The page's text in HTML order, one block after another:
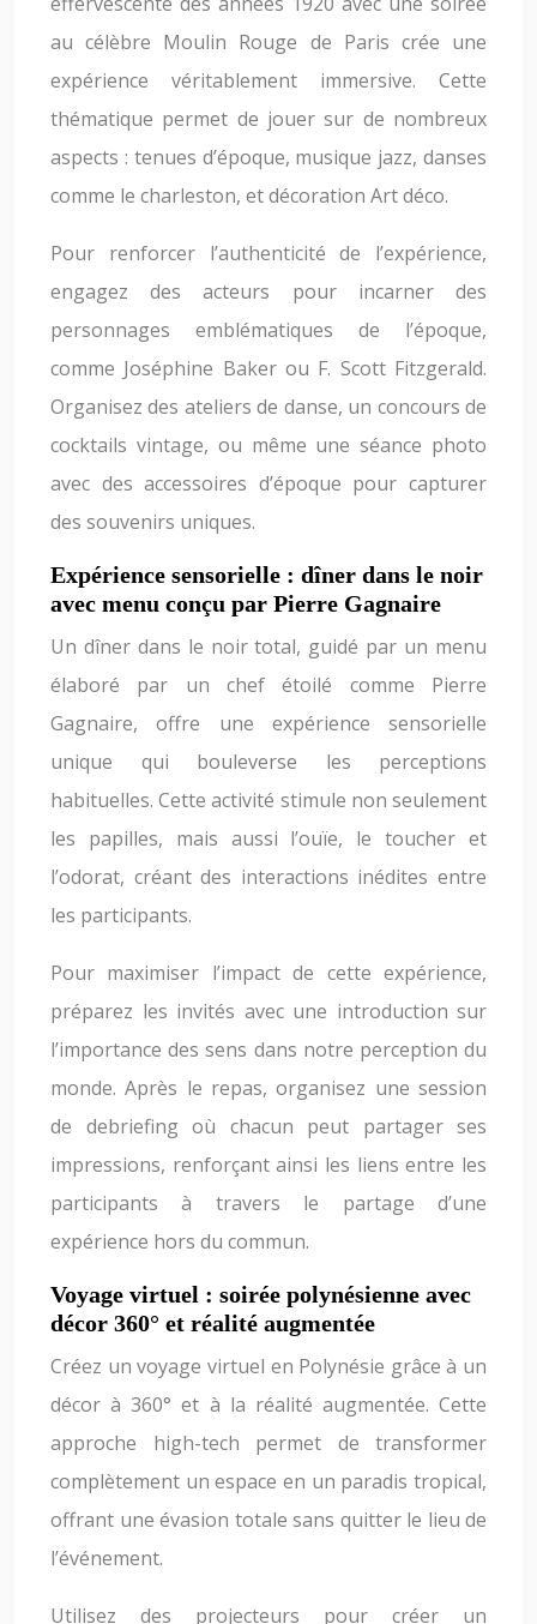
au célèbre Moulin Rouge de Paris crée une
expérience véritablement immersive. Cette
thématique permet de jouer sur de nombreux
aspects : tenues d’époque, musique jazz, danses
comme le charleston, et décoration Art déco.
Pour renforcer l’authenticité de l’expérience,
engagez des acteurs pour incarner des
personnages emblématiques de l’époque,
comme Joséphine Baker ou F. Scott Fitzgerald.
Organisez des ateliers de danse, un concours de
cocktails vintage, ou même une séance photo
avec des accessoires d’époque pour capturer
des souvenirs uniques.
Expérience sensorielle : dîner dans le noir
avec menu conçu par Pierre Gagnaire
Un dîner dans le noir total, guidé par un menu
élaboré par un chef étoilé comme Pierre
Gagnaire, offre une expérience sensorielle
unique qui bouleverse les perceptions
habituelles. Cette activité stimule non seulement
les papilles, mais aussi l’ouïe, le toucher et
l’odorat, créant des interactions inédites entre
les participants.
Pour maximiser l’impact de cette expérience,
préparez les invités avec une introduction sur
l’importance des sens dans notre perception du
monde. Après le repas, organisez une session
de debriefing où chacun peut partager ses
impressions, renforçant ainsi les liens entre les
participants à travers le partage d’une
expérience hors du commun.
Voyage virtuel : soirée polynésienne avec
décor 360° et réalité augmentée
Créez un voyage virtuel en Polynésie grâce à un
décor à 360° et à la réalité augmentée. Cette
approche high-tech permet de transformer
complètement un espace en un paradis tropical,
offrant une évasion totale sans quitter le lieu de
l’événement.
Utilisez des projecteurs pour créer un